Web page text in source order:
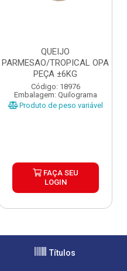
QUEIJO
PARMESAO/TROPICAL OPA
PEÇA ±6KG
Código: 18976
Embalagem: Quilograma
Produto de peso variável
FAÇA SEU
LOGIN
Títulos